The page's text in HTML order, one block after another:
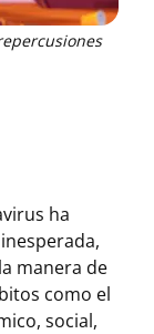
ha
manera de
como el
social,